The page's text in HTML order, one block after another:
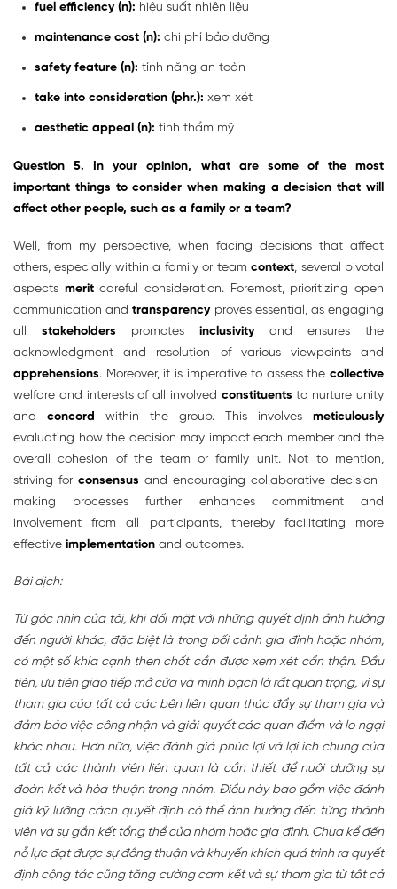
fuel efficiency (n): hiệu suất nhiên liệu
maintenance cost (n): chi phí bảo dưỡng
safety feature (n): tính năng an toàn
take into consideration (phr.): xem xét
aesthetic appeal (n): tính thẩm mỹ
Question 5. In your opinion, what are some of the most
important things to consider when making a decision that will
affect other people, such as a family or a team?
Well, from my perspective, when facing decisions that affect
others, especially within a family or teamcontext, several pivotal
aspects meritcareful consideration. Foremost, prioritizing open
communication and transparency proves essential, as engaging
all stakeholders promotes inclusivityand ensures the
acknowledgment and resolution of various viewpoints and
apprehensions. Moreover, it is imperative to assess the collective
welfare and interests of all involved constituents to nurture unity
and concord within the group. This involves meticulously
evaluating how the decision may impact each member and the
overall cohesion of the team or family unit. Not to mention,
striving for consensus and encouraging collaborative decision-
making processes further enhances commitment and
involvement from all participants, thereby facilitating more
effective implementation and outcomes.
Bài dịch:
Từ góc nhìn của tôi, khi đối mặt với những quyết định ảnh hưởng
đến người khác, đặc biệt là trong bối cảnh gia đình hoặc nhóm,
có một số khía cạnh then chốt cần được xem xét cẩn thận. Đầu
tiên, ưu tiên giao tiếp mở cửa và minh bạch là rất quan trọng, vì sự
tham gia của tất cả các bên liên quan thúc đẩy sự tham gia và
đảm bảo việc công nhận và giải quyết các quan điểm và lo ngại
khác nhau. Hơn nữa, việc đánh giá phúc lợi và lợi ích chung của
tất cả các thành viên liên quan là cần thiết để nuôi dưỡng sự
đoàn kết và hòa thuận trong nhóm. Điều này bao gồm việc đánh
giá kỹ lưỡng cách quyết định có thể ảnh hưởng đến từng thành
viên và sự gắn kết tổng thể của nhóm hoặc gia đình. Chưa kể đến
nỗ lực đạt được sự đồng thuận và khuyến khích quá trình ra quyết
định cộng tác cũng tăng cường cam kết và sự tham gia từ tất cả